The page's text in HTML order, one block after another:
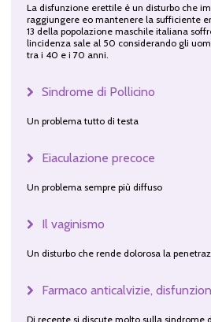
La disfunzione erettile è un disturbo che
raggiungere eo mantenere la sufficiente
13 della popolazione maschile italiana
lincidenza sale al 50 considerando gli
tra i 40 e i 70 anni.
Sindrome di Pollicino
Un problema tutto di testa
Eiaculazione precoce
Un problema sempre più diffuso
Il vaginismo
Un disturbo che rende dolorosa la
Farmaco anticalvizie,
Di recente si discute molto sulla sindrome